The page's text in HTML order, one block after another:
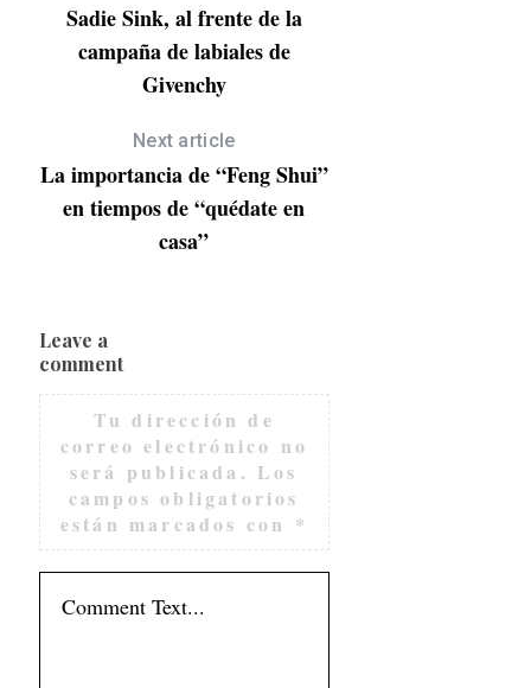
Sadie Sink, al frente de la
campaña de labiales de
Givenchy
Next article
La importancia de “Feng Shui”
en tiempos de “quédate en
casa”
Leave a
comment
Tu dirección de
correo electrónico no
será publicada. Los
campos obligatorios
están marcados con *